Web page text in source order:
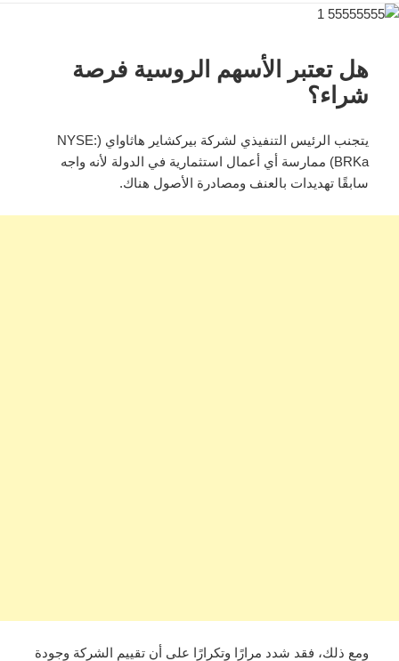
غروب الرحيل
هل تعتبر الأسهم الروسية فرصة
شراء؟
يتجنب الرئيس التنفيذي لشركة بيركشاير هاثاواي (NYSE:
BRKa) ممارسة أي أعمال استثمارية في الدولة لأنه واجه
سابقًا تهديدات بالعنف ومصادرة الأصول هناك.
ومع ذلك، فقد شدد مرارًا وتكرارًا على أن تقييم الشركة وجودة